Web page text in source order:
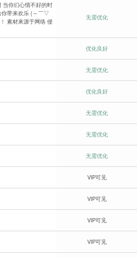
当你们心情不好的时
你带来欢乐 (～￣▽
素材来源于网络 侵
无需优化
优化良好
无需优化
优化良好
无需优化
无需优化
无需优化
VIP可见
VIP可见
VIP可见
VIP可见